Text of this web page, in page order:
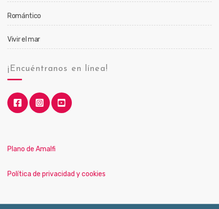
Romántico
Vivir el mar
¡Encuéntranos en línea!
Plano de Amalfi
Política de privacidad y cookies